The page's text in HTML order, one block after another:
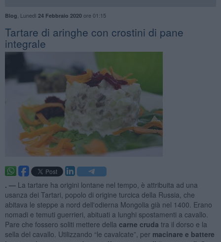
Blog Lunedì 24 Febbraio 2020ore 01:15
Tartare di aringhe con crostini di pane
integrale
. — La tartare ha origini lontane nel tempo, è attribuita ad una
usanza dei Tartari, popolo di origine turcica della Russia, che
abitava le steppe a nord dell'odierna Mongolia già nel 1400. Erano
nomadi e temuti guerrieri, abituati a lunghi spostamenti a cavallo.
Pare che fossero soliti mettere della carne cruda tra il dorso e la
sella del cavallo. Utilizzando “le cavalcate”, per macinare e battere